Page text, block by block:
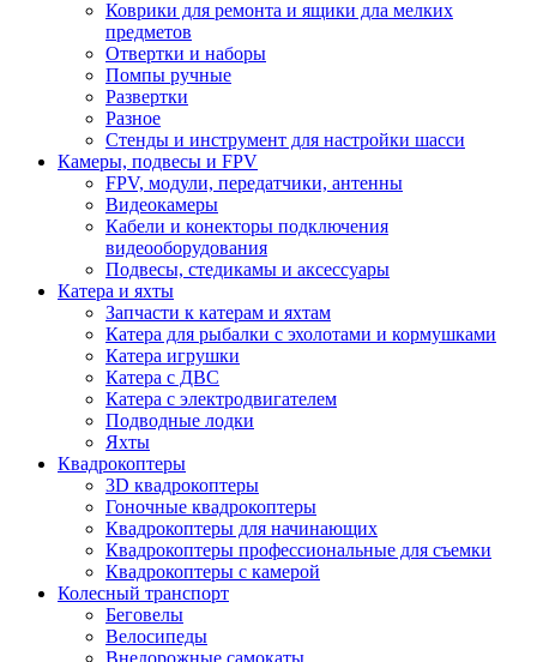
Коврики для ремонта и ящики дла мелких
предметов
Отвертки и наборы
Помпы ручные
Развертки
Разное
Стенды и инструмент для настройки шасси
Камеры, подвесы и FPV
FPV, модули, передатчики, антенны
Видеокамеры
Кабели и конекторы подключения
видеооборудования
Подвесы, стедикамы и аксессуары
Катера и яхты
Запчасти к катерам и яхтам
Катера для рыбалки с эхолотами и кормушками
Катера игрушки
Катера с ДВС
Катера с электродвигателем
Подводные лодки
Яхты
Квадрокоптеры
3D квадрокоптеры
Гоночные квадрокоптеры
Квадрокоптеры для начинающих
Квадрокоптеры профессиональные для съемки
Квадрокоптеры с камерой
Колесный транспорт
Беговелы
Велосипеды
Внедорожные самокаты